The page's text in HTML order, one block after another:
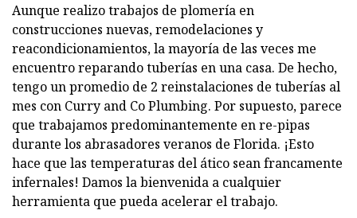
Aunque realizo trabajos de plomería en
construcciones nuevas, remodelaciones y
reacondicionamientos, la mayoría de las veces me
encuentro reparando tuberías en una casa. De hecho,
tengo un promedio de 2 reinstalaciones de tuberías al
mes con Curry and Co Plumbing. Por supuesto, parece
que trabajamos predominantemente en re-pipas
durante los abrasadores veranos de Florida. ¡Esto
hace que las temperaturas del ático sean francamente
infernales! Damos la bienvenida a cualquier
herramienta que pueda acelerar el trabajo.